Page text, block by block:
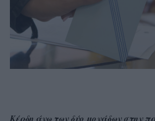
Κέρδη άνω των δύο μονάδων στην